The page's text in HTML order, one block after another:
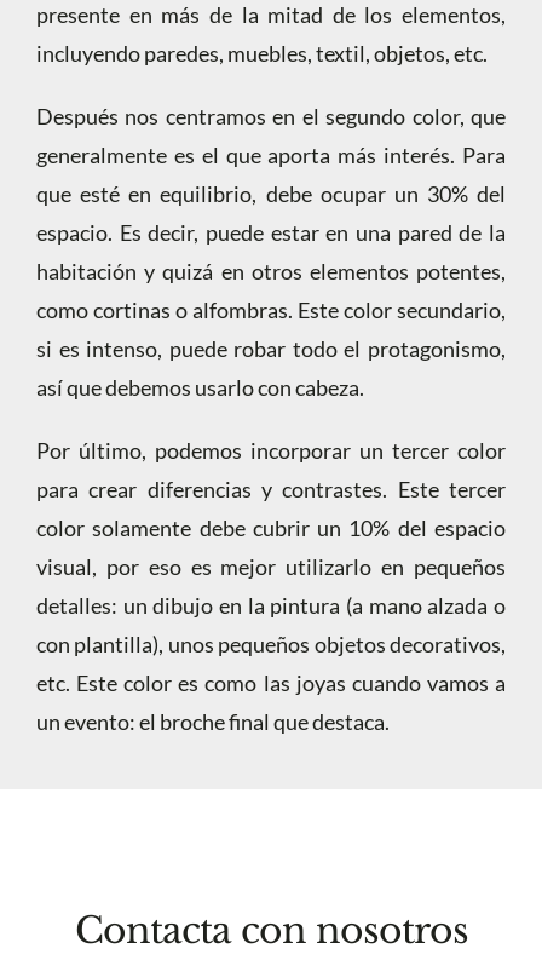
presente en más de la mitad de los elementos,
incluyendo paredes, muebles, textil, objetos, etc.
Después nos centramos en el segundo color, que
generalmente es el que aporta más interés. Para
que esté en equilibrio, debe ocupar un 30% del
espacio. Es decir, puede estar en una pared de la
habitación y quizá en otros elementos potentes,
como cortinas o alfombras. Este color secundario,
si es intenso, puede robar todo el protagonismo,
así que debemos usarlo con cabeza.
Por último, podemos incorporar un tercer color
para crear diferencias y contrastes. Este tercer
color solamente debe cubrir un 10% del espacio
visual, por eso es mejor utilizarlo en pequeños
detalles: un dibujo en la pintura (a mano alzada o
con plantilla), unos pequeños objetos decorativos,
etc. Este color es como las joyas cuando vamos a
un evento: el broche final que destaca.
Contacta con nosotros